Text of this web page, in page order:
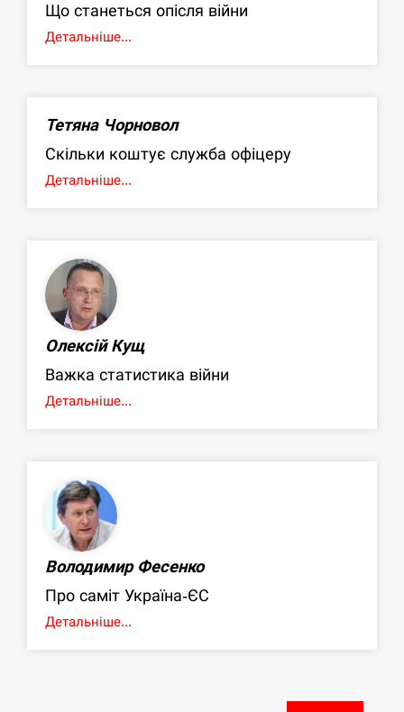
Що станеться опісля війни
Детальніше...
Тетяна Чорновол
Скільки коштує служба офіцеру
Детальніше...
Олексій Кущ
Важка статистика війни
Детальніше...
Володимир Фесенко
Про саміт Україна-ЄС
Детальніше...